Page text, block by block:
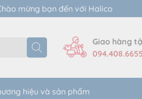
mừng bạn đến với Halico
Giao hàng
094.408.6655
hiệu và sản phẩm